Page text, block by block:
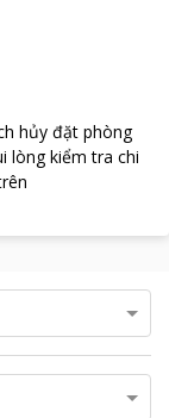
hủy đặt phòng
lòng kiểm tra chi